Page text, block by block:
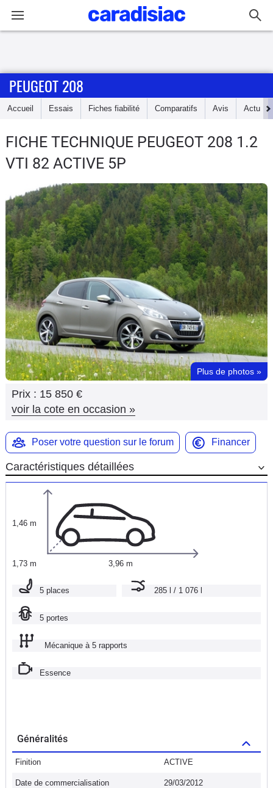
Accueil
Essais
d'achat
Electriques
Utilitaires
Flottes
Auto
Services
Forum
Moto
Marques
PEUGEOT 208
Accueil Essais Fiches fiabilité Comparatifs Avis Actu
FICHE TECHNIQUE PEUGEOT 208 1.2
VTI 82 ACTIVE 5P
Plus de photos »
Prix : 15 850 €
voir la cote en occasion »
Poser votre question sur le forum Financer
Caractéristiques détaillées
1,46 m
1,73 m 3,96 m
5 places 285 l / 1 076 l
5 portes
Mécanique à 5 rapports
Essence
Généralités
Finition ACTIVE
Date de commercialisation 29/03/2012